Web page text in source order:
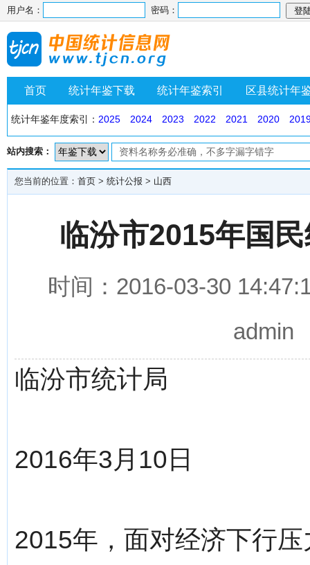
用户名： 密码：
首页 统计年鉴下载 统计年鉴索引 区县统计年
统计年鉴年度索引： 2025 2024 2023 2022 2021 2020
站内搜索：
您当前的位置： 首页 > 统计公报 > 山西
临汾市2015年国
时间：2016-03-30
admin
临汾市统计局
2016年3月10日
2015年，面对经济下行